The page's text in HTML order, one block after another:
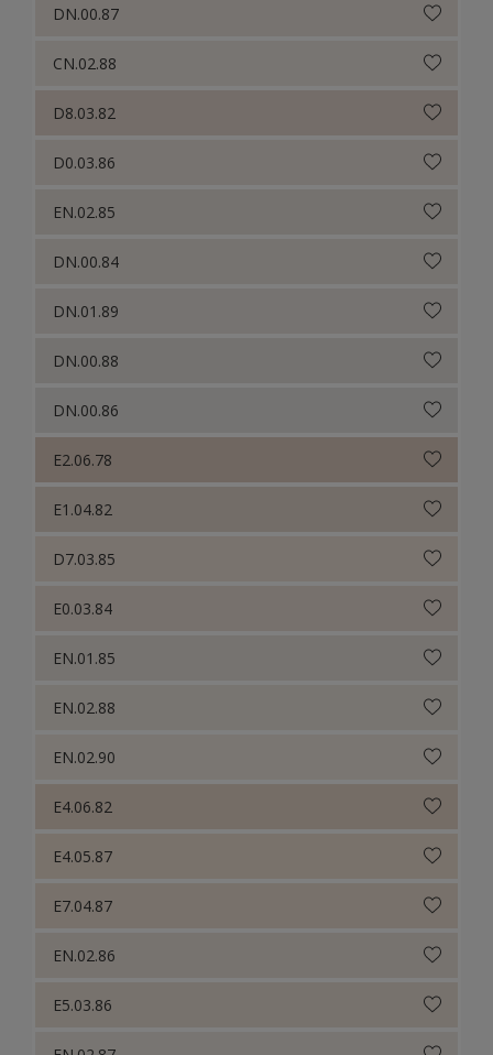
DN.00.87
CN.02.88
D8.03.82
D0.03.86
EN.02.85
DN.00.84
DN.01.89
DN.00.88
DN.00.86
E2.06.78
E1.04.82
D7.03.85
E0.03.84
EN.01.85
EN.02.88
EN.02.90
E4.06.82
E4.05.87
E7.04.87
EN.02.86
E5.03.86